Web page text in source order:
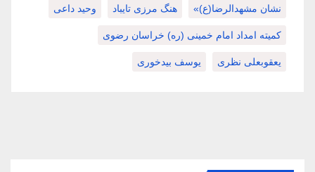
نشان مشهدالرضا(ع)» هنگ مرزی تایباد وحید داعی
کمیته امداد امام خمینی (ره) خراسان رضوی
یعقوبعلی نظری یوسف بیدخوری